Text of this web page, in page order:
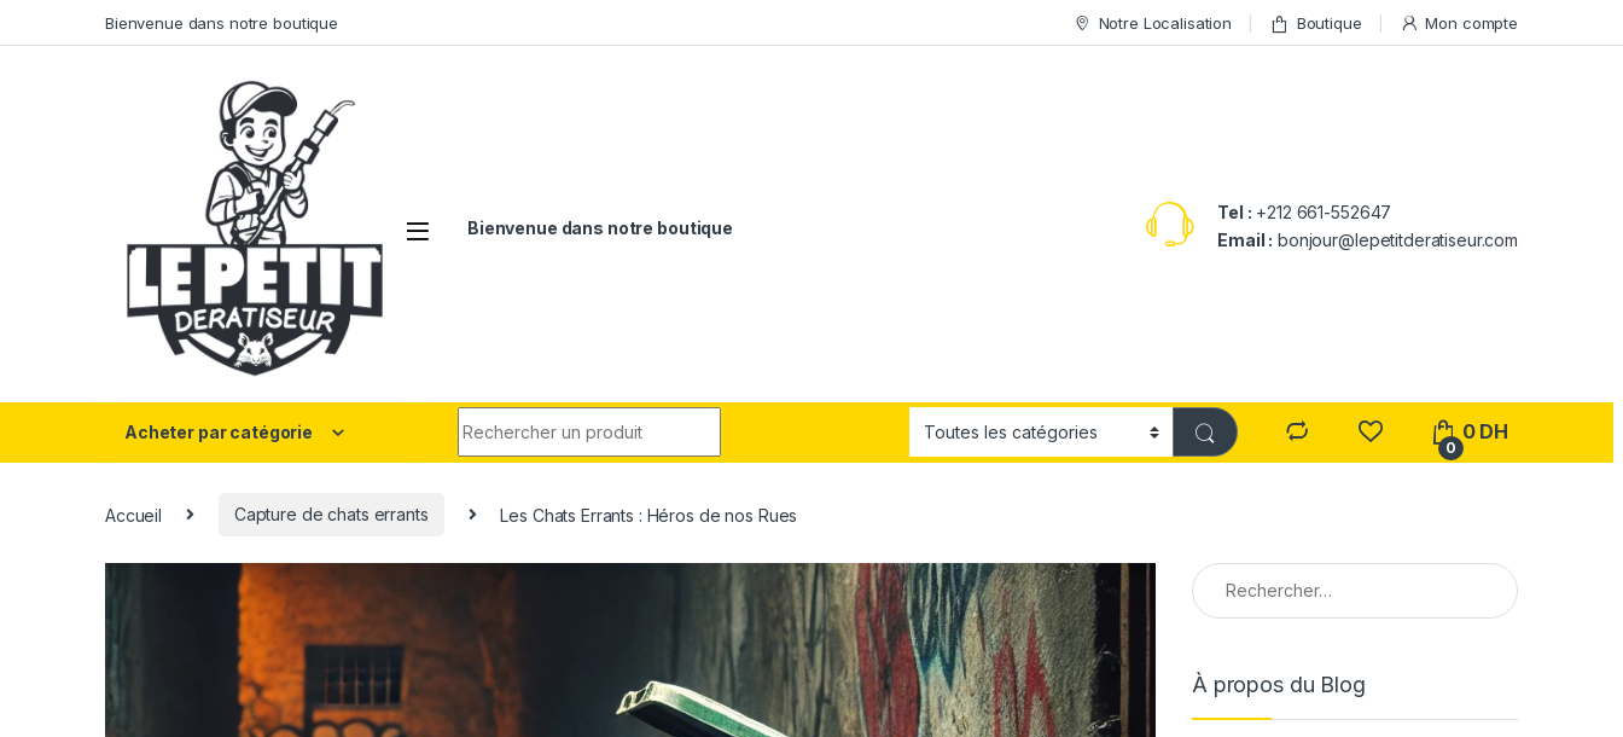
Bienvenue dans notre boutique Notre Localisation Boutique Mon compte
Bienvenue dans notre boutique
Tel : +212 661-552647
Email : bonjour@lepetitderatiseur.com
Acheter par catégorie
0
0 DH
Accueil Capture de chats errants Les Chats Errants : Héros de nos Rues
Rechercher :
À propos du Blog